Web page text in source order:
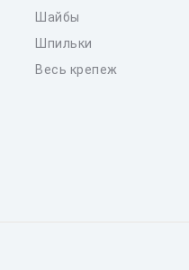
Шайбы
Шпильки
Весь крепеж